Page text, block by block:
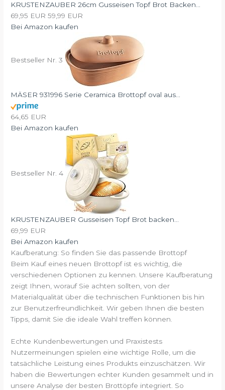
KRUSTENZAUBER 26cm Gusseisen Topf Brot Backen...
69,95 EUR 59,99 EUR
Bei Amazon kaufen
Bestseller Nr. 3
MÄSER 931996 Serie Ceramica Brottopf oval aus...
64,65 EUR
Bei Amazon kaufen
Bestseller Nr. 4
KRUSTENZAUBER Gusseisen Topf Brot backen...
69,99 EUR
Bei Amazon kaufen
Kaufberatung: So finden Sie das passende Brottopf
Beim Kauf eines neuen Brottopf ist es wichtig, die
verschiedenen Optionen zu kennen. Unsere Kaufberatung
zeigt Ihnen, worauf Sie achten sollten, von der
Materialqualität über die technischen Funktionen bis hin
zur Benutzerfreundlichkeit. Wir geben Ihnen die besten
Tipps, damit Sie die ideale Wahl treffen können.
Echte Kundenbewertungen und Praxistests
Nutzermeinungen spielen eine wichtige Rolle, um die
tatsächliche Leistung eines Produkts einzuschätzen. Wir
haben die Bewertungen echter Kunden gesammelt und in
unsere Analyse der besten Brottöpfe integriert. So